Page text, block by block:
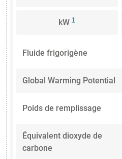
kW1
Fluide frigorigène
Global Warming Potential
Poids de remplissage
Équivalent dioxyde de
carbone